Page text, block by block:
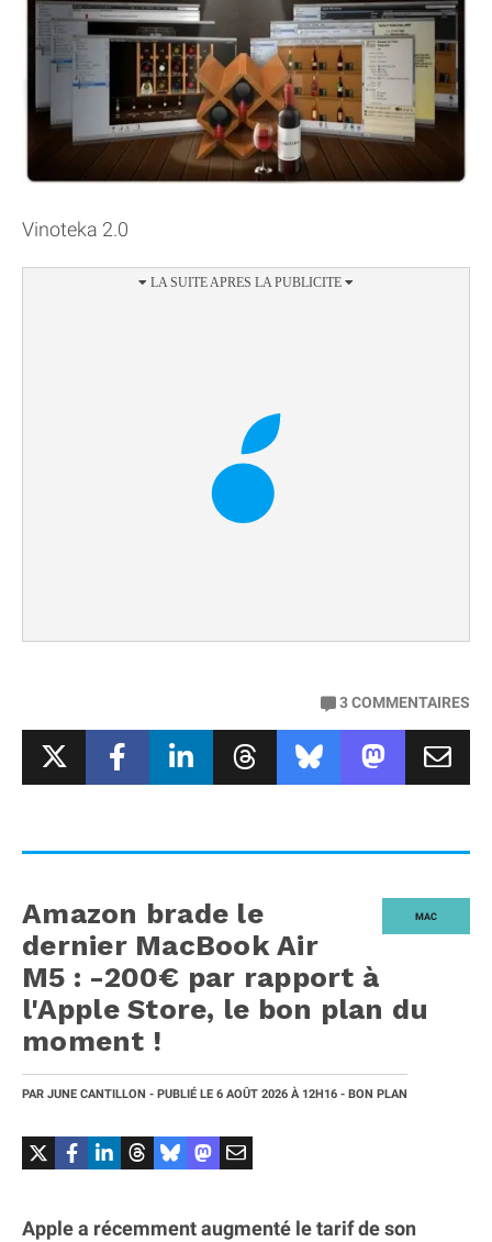
Vinoteka 2.0
3COMMENTAIRES
MAC
Amazon brade le
dernier MacBook Air
M5 : -200€ par rapport à
l'Apple Store, le bon plan du
moment !
PAR JUNE CANTILLON - PUBLIÉ LE 6 AOÛT 2026 À 12H16 - BON PLAN
Apple a récemment augmenté le tarif de son